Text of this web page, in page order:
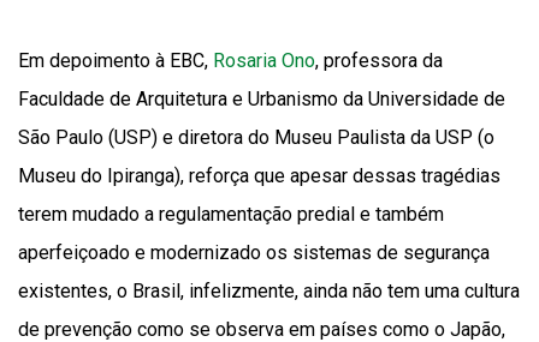
Em depoimento à EBC, Rosaria Ono, professora da
Faculdade de Arquitetura e Urbanismo da Universidade de
São Paulo (USP) e diretora do Museu Paulista da USP (o
Museu do Ipiranga), reforça que apesar dessas tragédias
terem mudado a regulamentação predial e também
aperfeiçoado e modernizado os sistemas de segurança
existentes, o Brasil, infelizmente, ainda não tem uma cultura
de prevenção como se observa em países como o Japão,